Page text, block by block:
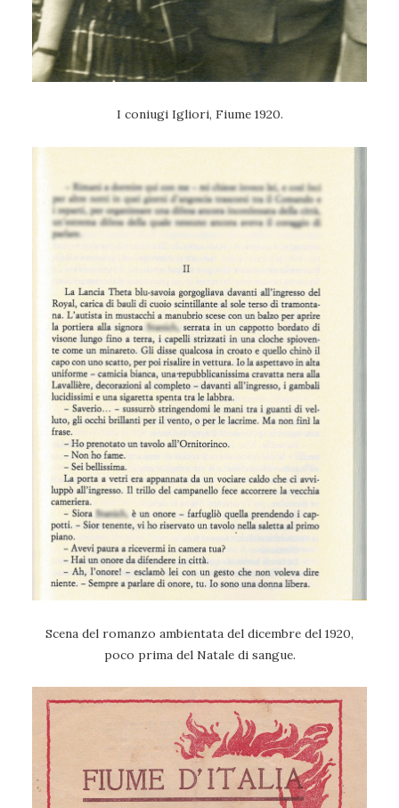
I coniugi Igliori, Fiume 1920.
Scena del romanzo ambientata del dicembre del 1920,
poco prima del Natale di sangue.